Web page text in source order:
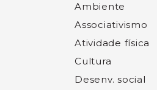
Ambiente
Associativismo
Atividade física
Cultura
Desenv. social